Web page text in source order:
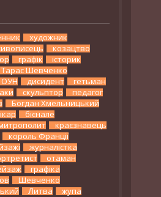
художник
козацтво
графік
історик
Тарас Шевченко
ОУН дисидент
гетьман
скульптор
педагог
Богдан Хмельницький
бієнале
краєзнавець
король Франції
журналістка
отаман
графіка
Шевченко
Литва жупа